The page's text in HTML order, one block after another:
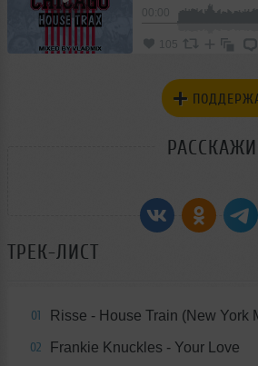
105
ТРЕК-ЛИСТ
01 Risse - House Train (New York
02 Frankie Knuckles - Your Love